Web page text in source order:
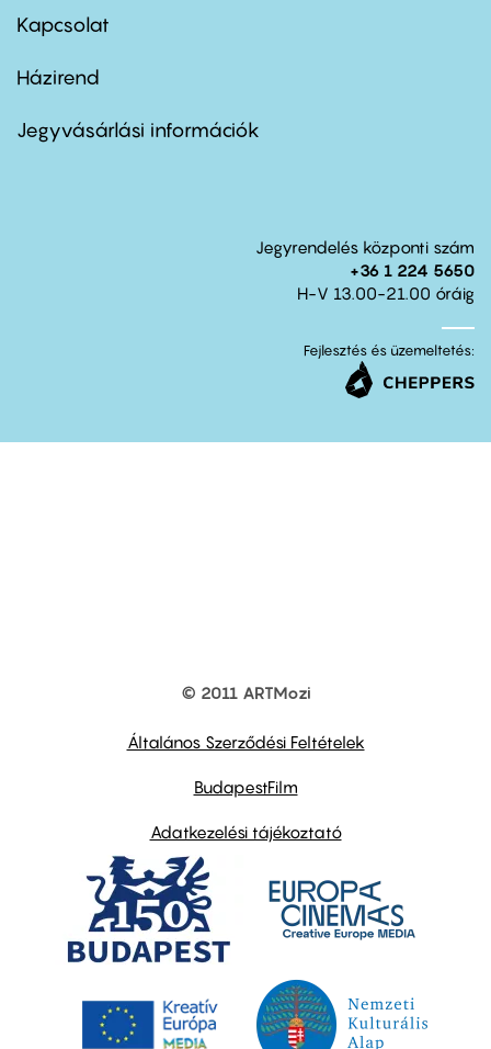
firstKapcsolat
Footer
second
Házirend
Jegyvásárlási információk
Jegyrendelés központi szám
+36 1 224 5650
H-V 13.00-21.00 óráig
Fejlesztés és üzemeltetés:
© 2011 ARTMozi
Általános Szerződési Feltételek
BudapestFilm
Adatkezelési tájékoztató